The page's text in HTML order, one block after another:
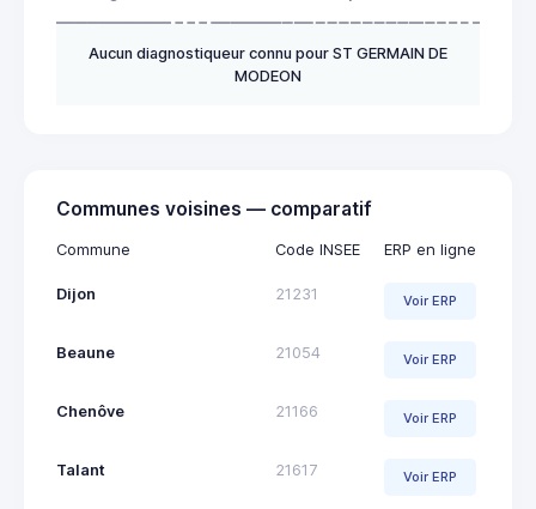
Aucun diagnostiqueur connu pour ST GERMAIN DE
MODEON
Communes voisines — comparatif
Commune Code INSEE ERP en ligne
Dijon 21231 Voir ERP
Beaune 21054 Voir ERP
Chenôve 21166 Voir ERP
Talant 21617 Voir ERP